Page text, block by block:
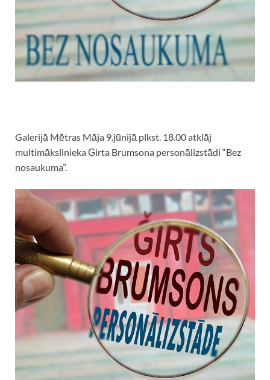
Galerijā Mētras Māja 9.jūnijā plkst. 18.00 atklāj
multimākslinieka Ģirta Brumsona personālizstādi “Bez
nosaukuma”.